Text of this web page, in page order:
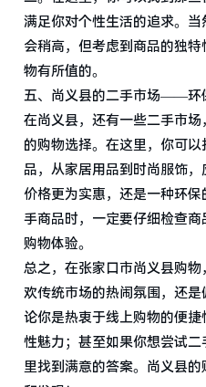
满足你对个性生活的追求。
会稍高，但考虑到商品的独
物有所值的。
五、尚义县的二手市场——环
在尚义县，还有一些二手市
的购物选择。在这里，你可
品，从家居用品到时尚服饰
价格更为实惠，还是一种环
手商品时，一定要仔细检查
购物体验。
总之，在张家口市尚义县购
欢传统市场的热闹氛围，还
论你是热衷于线上购物的便
性魅力；甚至如果你想尝试
里找到满意的答案。尚义县